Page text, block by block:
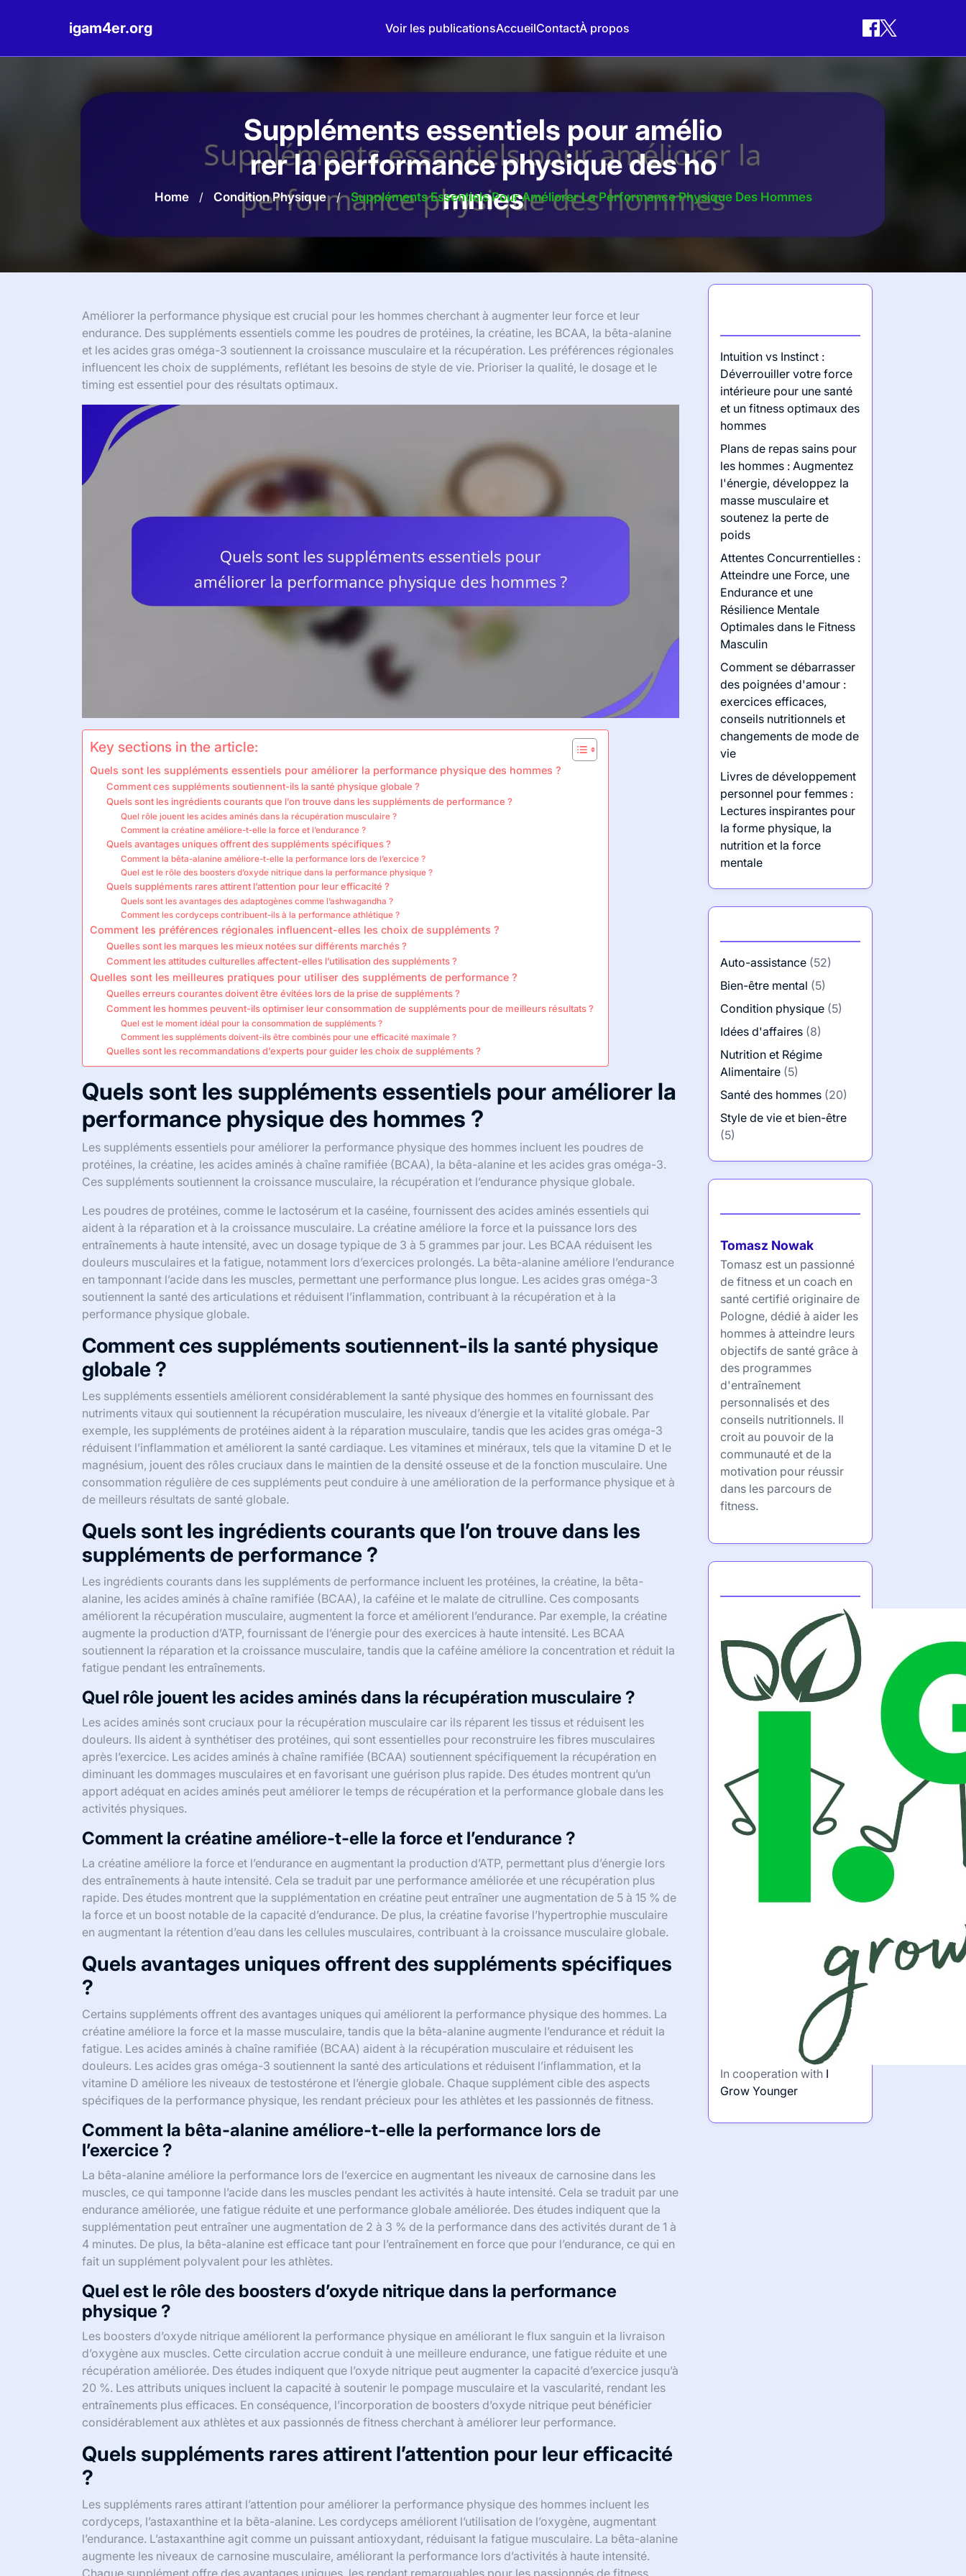
igam4er.org Voir les publicationsAccueilContactÀ propos
Suppléments essentiels pour amélio
rer la performance physique des ho
mmes
Home / Condition Physique / Suppléments Essentiels Pour Améliorer La Performance Physique Des Hommes
Améliorer la performance physique est crucial pour les hommes cherchant à augmenter leur force et leur
endurance. Des suppléments essentiels comme les poudres de protéines, la créatine, les BCAA, la bêta-alanine
et les acides gras oméga-3 soutiennent la croissance musculaire et la récupération. Les préférences régionales
influencent les choix de suppléments, reflétant les besoins de style de vie. Prioriser la qualité, le dosage et le
timing est essentiel pour des résultats optimaux.
Key sections in the article:
Quels sont les suppléments essentiels pour améliorer la performance physique des hommes ?
Comment ces suppléments soutiennent-ils la santé physique globale ?
Quels sont les ingrédients courants que l’on trouve dans les suppléments de performance ?
Quel rôle jouent les acides aminés dans la récupération musculaire ?
Comment la créatine améliore-t-elle la force et l’endurance ?
Quels avantages uniques offrent des suppléments spécifiques ?
Comment la bêta-alanine améliore-t-elle la performance lors de l’exercice ?
Quel est le rôle des boosters d’oxyde nitrique dans la performance physique ?
Quels suppléments rares attirent l’attention pour leur efficacité ?
Quels sont les avantages des adaptogènes comme l’ashwagandha ?
Comment les cordyceps contribuent-ils à la performance athlétique ?
Comment les préférences régionales influencent-elles les choix de suppléments ?
Quelles sont les marques les mieux notées sur différents marchés ?
Comment les attitudes culturelles affectent-elles l’utilisation des suppléments ?
Quelles sont les meilleures pratiques pour utiliser des suppléments de performance ?
Quelles erreurs courantes doivent être évitées lors de la prise de suppléments ?
Comment les hommes peuvent-ils optimiser leur consommation de suppléments pour de meilleurs résultats ?
Quel est le moment idéal pour la consommation de suppléments ?
Comment les suppléments doivent-ils être combinés pour une efficacité maximale ?
Quelles sont les recommandations d’experts pour guider les choix de suppléments ?
Quels sont les suppléments essentiels pour améliorer la
performance physique des hommes ?
Les suppléments essentiels pour améliorer la performance physique des hommes incluent les poudres de
protéines, la créatine, les acides aminés à chaîne ramifiée (BCAA), la bêta-alanine et les acides gras oméga-3.
Ces suppléments soutiennent la croissance musculaire, la récupération et l’endurance physique globale.
Les poudres de protéines, comme le lactosérum et la caséine, fournissent des acides aminés essentiels qui
aident à la réparation et à la croissance musculaire. La créatine améliore la force et la puissance lors des
entraînements à haute intensité, avec un dosage typique de 3 à 5 grammes par jour. Les BCAA réduisent les
douleurs musculaires et la fatigue, notamment lors d’exercices prolongés. La bêta-alanine améliore l’endurance
en tamponnant l’acide dans les muscles, permettant une performance plus longue. Les acides gras oméga-3
soutiennent la santé des articulations et réduisent l’inflammation, contribuant à la récupération et à la
performance physique globale.
Comment ces suppléments soutiennent-ils la santé physique
globale ?
Les suppléments essentiels améliorent considérablement la santé physique des hommes en fournissant des
nutriments vitaux qui soutiennent la récupération musculaire, les niveaux d’énergie et la vitalité globale. Par
exemple, les suppléments de protéines aident à la réparation musculaire, tandis que les acides gras oméga-3
réduisent l’inflammation et améliorent la santé cardiaque. Les vitamines et minéraux, tels que la vitamine D et le
magnésium, jouent des rôles cruciaux dans le maintien de la densité osseuse et de la fonction musculaire. Une
consommation régulière de ces suppléments peut conduire à une amélioration de la performance physique et à
de meilleurs résultats de santé globale.
Quels sont les ingrédients courants que l’on trouve dans les
suppléments de performance ?
Les ingrédients courants dans les suppléments de performance incluent les protéines, la créatine, la bêta-
alanine, les acides aminés à chaîne ramifiée (BCAA), la caféine et le malate de citrulline. Ces composants
améliorent la récupération musculaire, augmentent la force et améliorent l’endurance. Par exemple, la créatine
augmente la production d’ATP, fournissant de l’énergie pour des exercices à haute intensité. Les BCAA
soutiennent la réparation et la croissance musculaire, tandis que la caféine améliore la concentration et réduit la
fatigue pendant les entraînements.
Quel rôle jouent les acides aminés dans la récupération musculaire ?
Les acides aminés sont cruciaux pour la récupération musculaire car ils réparent les tissus et réduisent les
douleurs. Ils aident à synthétiser des protéines, qui sont essentielles pour reconstruire les fibres musculaires
après l’exercice. Les acides aminés à chaîne ramifiée (BCAA) soutiennent spécifiquement la récupération en
diminuant les dommages musculaires et en favorisant une guérison plus rapide. Des études montrent qu’un
apport adéquat en acides aminés peut améliorer le temps de récupération et la performance globale dans les
activités physiques.
Comment la créatine améliore-t-elle la force et l’endurance ?
La créatine améliore la force et l’endurance en augmentant la production d’ATP, permettant plus d’énergie lors
des entraînements à haute intensité. Cela se traduit par une performance améliorée et une récupération plus
rapide. Des études montrent que la supplémentation en créatine peut entraîner une augmentation de 5 à 15 % de
la force et un boost notable de la capacité d’endurance. De plus, la créatine favorise l’hypertrophie musculaire
en augmentant la rétention d’eau dans les cellules musculaires, contribuant à la croissance musculaire globale.
Quels avantages uniques offrent des suppléments spécifiques
?
Certains suppléments offrent des avantages uniques qui améliorent la performance physique des hommes. La
créatine améliore la force et la masse musculaire, tandis que la bêta-alanine augmente l’endurance et réduit la
fatigue. Les acides aminés à chaîne ramifiée (BCAA) aident à la récupération musculaire et réduisent les
douleurs. Les acides gras oméga-3 soutiennent la santé des articulations et réduisent l’inflammation, et la
vitamine D améliore les niveaux de testostérone et l’énergie globale. Chaque supplément cible des aspects
spécifiques de la performance physique, les rendant précieux pour les athlètes et les passionnés de fitness.
Comment la bêta-alanine améliore-t-elle la performance lors de
l’exercice ?
La bêta-alanine améliore la performance lors de l’exercice en augmentant les niveaux de carnosine dans les
muscles, ce qui tamponne l’acide dans les muscles pendant les activités à haute intensité. Cela se traduit par une
endurance améliorée, une fatigue réduite et une performance globale améliorée. Des études indiquent que la
supplémentation peut entraîner une augmentation de 2 à 3 % de la performance dans des activités durant de 1 à
4 minutes. De plus, la bêta-alanine est efficace tant pour l’entraînement en force que pour l’endurance, ce qui en
fait un supplément polyvalent pour les athlètes.
Quel est le rôle des boosters d’oxyde nitrique dans la performance
physique ?
Les boosters d’oxyde nitrique améliorent la performance physique en améliorant le flux sanguin et la livraison
d’oxygène aux muscles. Cette circulation accrue conduit à une meilleure endurance, une fatigue réduite et une
récupération améliorée. Des études indiquent que l’oxyde nitrique peut augmenter la capacité d’exercice jusqu’à
20 %. Les attributs uniques incluent la capacité à soutenir le pompage musculaire et la vascularité, rendant les
entraînements plus efficaces. En conséquence, l’incorporation de boosters d’oxyde nitrique peut bénéficier
considérablement aux athlètes et aux passionnés de fitness cherchant à améliorer leur performance.
Quels suppléments rares attirent l’attention pour leur efficacité
?
Les suppléments rares attirant l’attention pour améliorer la performance physique des hommes incluent les
cordyceps, l’astaxanthine et la bêta-alanine. Les cordyceps améliorent l’utilisation de l’oxygène, augmentant
l’endurance. L’astaxanthine agit comme un puissant antioxydant, réduisant la fatigue musculaire. La bêta-alanine
augmente les niveaux de carnosine musculaire, améliorant la performance lors d’activités à haute intensité.
Intuition vs Instinct :
Déverrouiller votre force
intérieure pour une santé
et un fitness optimaux des
hommes
Plans de repas sains pour
les hommes : Augmentez
l'énergie, développez la
masse musculaire et
soutenez la perte de
poids
Attentes Concurrentielles :
Atteindre une Force, une
Endurance et une
Résilience Mentale
Optimales dans le Fitness
Masculin
Comment se débarrasser
des poignées d'amour :
exercices efficaces,
conseils nutritionnels et
changements de mode de
vie
Livres de développement
personnel pour femmes :
Lectures inspirantes pour
la forme physique, la
nutrition et la force
mentale
Auto-assistance (52)
Bien-être mental (5)
Condition physique (5)
Idées d'affaires (8)
Nutrition et Régime
Alimentaire (5)
Santé des hommes (20)
Style de vie et bien-être
(5)
Tomasz Nowak
Tomasz est un passionné
de fitness et un coach en
santé certifié originaire de
Pologne, dédié à aider les
hommes à atteindre leurs
objectifs de santé grâce à
des programmes
d'entraînement
personnalisés et des
conseils nutritionnels. Il
croit au pouvoir de la
communauté et de la
motivation pour réussir
dans les parcours de
fitness.
In cooperation with I
Grow Younger